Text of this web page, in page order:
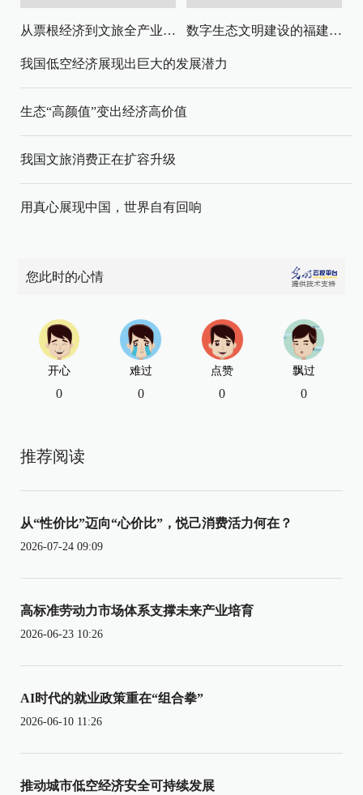
从票根经济到文旅全产业链升级 数字生态文明建设的福建路径与启示
我国低空经济展现出巨大的发展潜力
生态“高颜值”变出经济高价值
我国文旅消费正在扩容升级
用真心展现中国，世界自有回响
您此时的心情
开心
0
难过
0
点赞
0
飘过
0
推荐阅读
从“性价比”迈向“心价比”，悦己消费活力何在？
2026-07-24 09:09
高标准劳动力市场体系支撑未来产业培育
2026-06-23 10:26
AI时代的就业政策重在“组合拳”
2026-06-10 11:26
推动城市低空经济安全可持续发展